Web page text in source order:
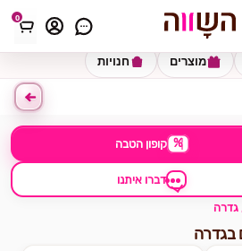
0
חנויות מוצרים
% קופון הטבה
דברו איתנו
בגדרה